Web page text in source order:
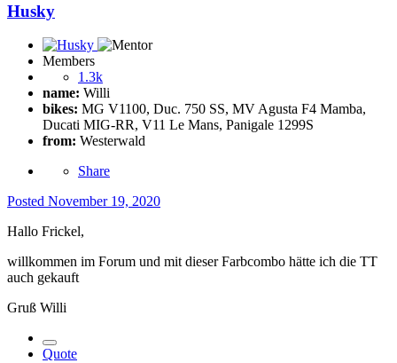
Husky
Members
1.3k
name: Willi
bikes: MG V1100, Duc. 750 SS, MV Agusta F4 Mamba,
Ducati MIG-RR, V11 Le Mans, Panigale 1299S
from: Westerwald
Share
Posted November 19, 2020
Hallo Frickel,
willkommen im Forum und mit dieser Farbcombo hätte ich die TT
auch gekauft
Gruß Willi
Quote